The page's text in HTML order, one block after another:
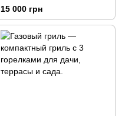
решеткой.
15 000 грн